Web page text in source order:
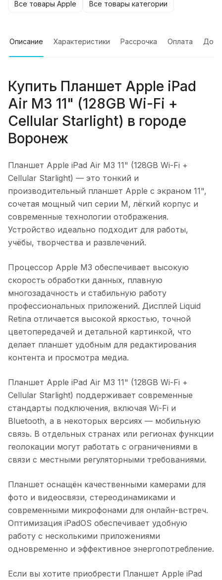
Все товары Apple Все товары категории
Описание Характеристики Рассрочка Оплата
Купить Планшет Apple iPad
Air M3 11" (128GB Wi-Fi +
Cellular Starlight) в городе
Воронеж
Планшет Apple iPad Air M3 11" (128GB Wi-Fi +
Cellular Starlight) — это тонкий и
производительный планшет Apple с экраном 11",
сочетая мощный чип серии M, лёгкий корпус и
современные технологии отображения.
Устройство идеально подходит для работы,
учёбы, творчества и развлечений.
Процессор Apple M3 обеспечивает высокую
скорость обработки данных, плавную
многозадачность и стабильную работу
профессиональных приложений. Дисплей Liquid
Retina отличается высокой яркостью, точной
цветопередачей и детальной картинкой, что
делает планшет удобным для редактирования
контента и просмотра медиа.
Планшет Apple iPad Air M3 11" (128GB Wi-Fi +
Cellular Starlight) поддерживает современные
стандарты подключения, включая Wi-Fi и
Bluetooth, а в некоторых версиях — мобильную
связь. В отдельных странах или регионах функции
геолокации могут работать с ограничениями в
связи с местными регуляторными требованиями.
Планшет оснащён качественными камерами для
фото и видеосвязи, стереодинамиками и
современными микрофонами для онлайн-встреч.
Оптимизация iPadOS обеспечивает удобную
работу с несколькими приложениями
одновременно и эффективное энергопотребление.
Если вы хотите приобрести Планшет Apple iPad